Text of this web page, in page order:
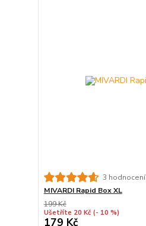
3 hodnocení
MIVARDI Rapid Box XL
199 Kč
Ušetříte 20 Kč (- 10 %)
179 Kč